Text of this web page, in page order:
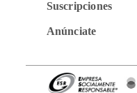
Suscripciones
Anúnciate